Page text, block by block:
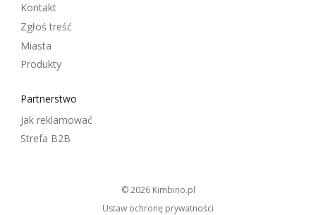
Kontakt
Zgłoś treść
Miasta
Produkty
Partnerstwo
Jak reklamować
Strefa B2B
© 2026 kimbino.pl
Ustaw ochronę prywatności